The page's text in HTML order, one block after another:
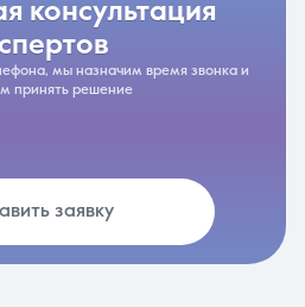
мы назначим время звонка и
принять решение
заявку